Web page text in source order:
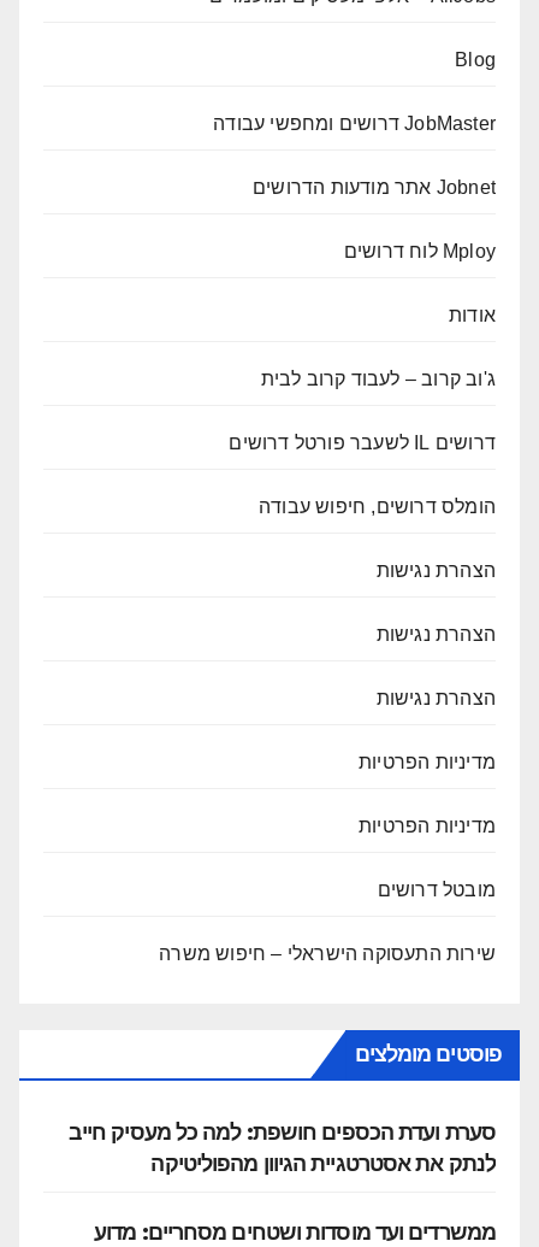
Blog
JobMaster דרושים ומחפשי עבודה
Jobnet אתר מודעות הדרושים
Mploy לוח דרושים
אודות
ג'וב קרוב – לעבוד קרוב לבית
דרושים IL לשעבר פורטל דרושים
הומלס דרושים, חיפוש עבודה
הצהרת נגישות
הצהרת נגישות
הצהרת נגישות
מדיניות הפרטיות
מדיניות הפרטיות
מובטל דרושים
שירות התעסוקה הישראלי – חיפוש משרה
פוסטים מומלצים
סערת ועדת הכספים חושפת: למה כל מעסיק חייב
לנתק את אסטרטגיית הגיוון מהפוליטיקה
ממשרדים ועד מוסדות ושטחים מסחריים: מדוע